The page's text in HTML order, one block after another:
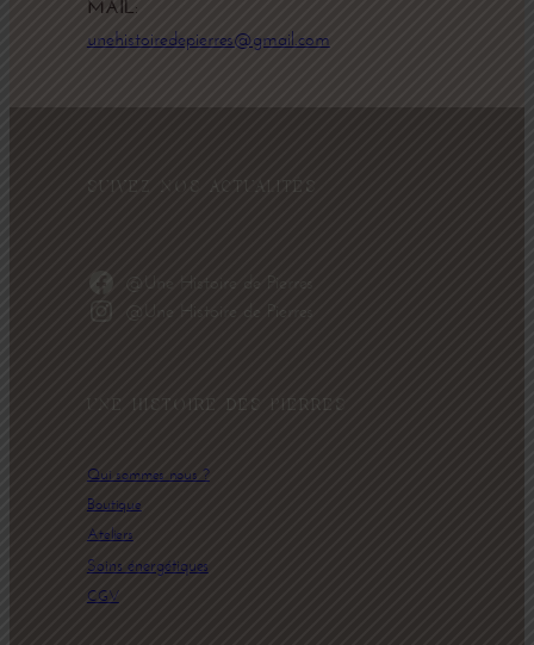
MAIL:
unehistoiredepierres@gmail.com
SUIVEZ NOS ACTUALITÉS
@Une Histoire de Pierres
@Une Histoire de Pierres
UNE HISTOIRE DES PIERRES
Qui sommes nous ?
Boutique
Ateliers
Soins énergétiques
CGV